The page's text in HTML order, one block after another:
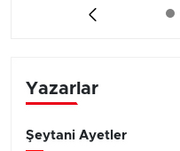
Yazarlar
Şeytani Ayetler